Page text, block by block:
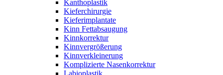
Kanthoplastik
Kieferchirurgie
Kieferimplantate
Kinn Fettabsaugung
Kinnkorrektur
Kinnvergrößerung
Kinnverkleinerung
Komplizierte Nasenkorrektur
Labioplastik